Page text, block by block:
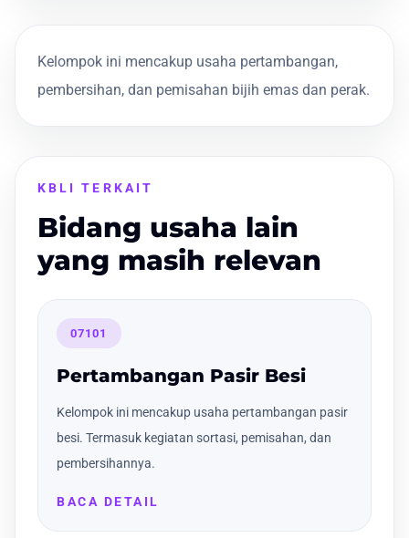
Kelompok ini mencakup usaha pertambangan,
pembersihan, dan pemisahan bijih emas dan perak.
KBLI TERKAIT
Bidang usaha lain
yang masih relevan
07101
Pertambangan Pasir Besi
Kelompok ini mencakup usaha pertambangan pasir
besi. Termasuk kegiatan sortasi, pemisahan, dan
pembersihannya.
BACA DETAIL